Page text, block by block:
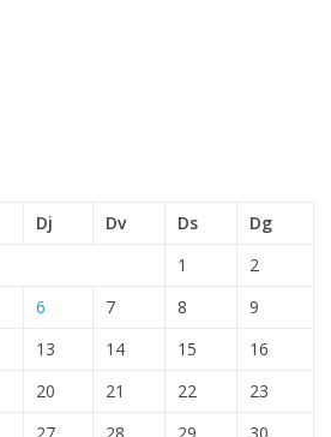
Dj Dv Ds
Dg
1
2
6 7 8
9
13 14 15
16
20 21 22
23